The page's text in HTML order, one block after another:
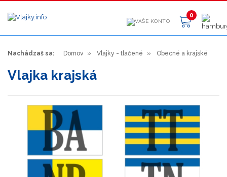
Nachádzaš sa: Domov Vlajky - tlačené Obecné a krajské
Vlajka krajská
0